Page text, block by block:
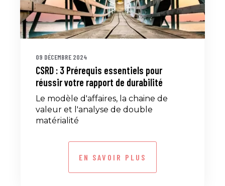
09 DÉCEMBRE 2024
CSRD : 3 Prérequis essentiels pour
réussir votre rapport de durabilité
Le modèle d'affaires, la chaine de
valeur et l'analyse de double
matérialité
EN SAVOIR PLUS